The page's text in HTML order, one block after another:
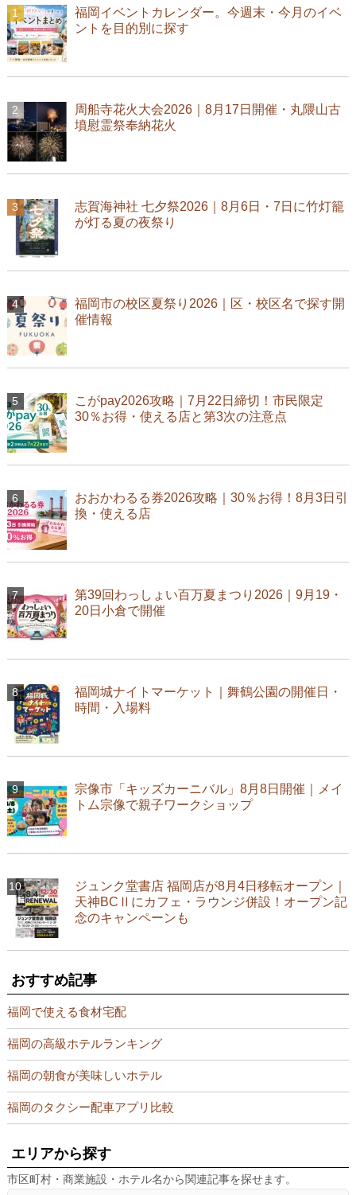
福岡イベントカレンダー。今週末・今月のイベ
ントを目的別に探す
周船寺花火大会2026｜8月17日開催・丸隈山古
墳慰霊祭奉納花火
志賀海神社 七夕祭2026｜8月6日・7日に竹灯籠
が灯る夏の夜祭り
福岡市の校区夏祭り2026｜区・校区名で探す開
催情報
こがpay2026攻略｜7月22日締切！市民限定
30％お得・使える店と第3次の注意点
おおかわるる券2026攻略｜30％お得！8月3日引
換・使える店
第39回わっしょい百万夏まつり2026｜9月19・
20日小倉で開催
福岡城ナイトマーケット｜舞鶴公園の開催日・
時間・入場料
宗像市「キッズカーニバル」8月8日開催｜メイ
トム宗像で親子ワークショップ
ジュンク堂書店 福岡店が8月4日移転オープン｜
天神BCⅡにカフェ・ラウンジ併設！オープン記
念のキャンペーンも
おすすめ記事
福岡で使える食材宅配
福岡の高級ホテルランキング
福岡の朝食が美味しいホテル
福岡のタクシー配車アプリ比較
エリアから探す
市区町村・商業施設・ホテル名から関連記事を探せます。